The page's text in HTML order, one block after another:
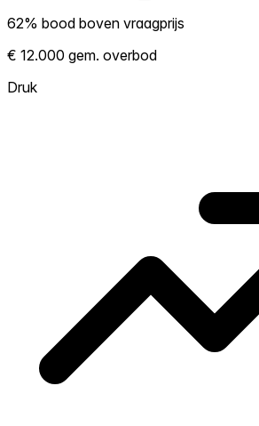
Woningmarkt status
Laat zien hoe competitief de markt hier is.
Hoe meer woningen boven vraagprijs
verkopen, hoe heter. Heet? Verwacht
62% bood boven vraagprijs
€ 12.000 gem. overbod
Druk